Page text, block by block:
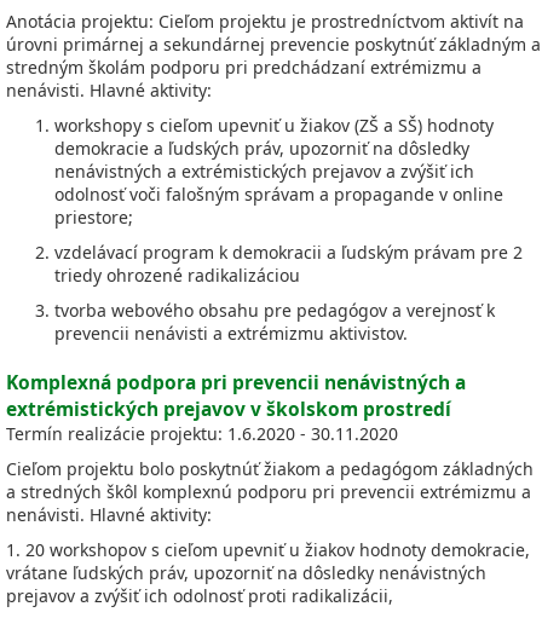
Anotácia projektu: Cieľom projektu je prostredníctvom aktivít na
úrovni primárnej a sekundárnej prevencie poskytnúť základným a
stredným školám podporu pri predchádzaní extrémizmu a
nenávisti. Hlavné aktivity:
workshopy s cieľom upevniť u žiakov (ZŠ a SŠ) hodnoty
demokracie a ľudských práv, upozorniť na dôsledky
nenávistných a extrémistických prejavov a zvýšiť ich
odolnosť voči falošným správam a propagande v online
priestore;
vzdelávací program k demokracii a ľudským právam pre 2
triedy ohrozené radikalizáciou
tvorba webového obsahu pre pedagógov a verejnosť k
prevencii nenávisti a extrémizmu aktivistov.
Komplexná podpora pri prevencii nenávistných a
extrémistických prejavov v školskom prostredí
Termín realizácie projektu: 1.6.2020 - 30.11.2020
Cieľom projektu bolo poskytnúť žiakom a pedagógom základných
a stredných škôl komplexnú podporu pri prevencii extrémizmu a
nenávisti. Hlavné aktivity:
1. 20 workshopov s cieľom upevniť u žiakov hodnoty demokracie,
vrátane ľudských práv, upozorniť na dôsledky nenávistných
prejavov a zvýšiť ich odolnosť proti radikalizácii,